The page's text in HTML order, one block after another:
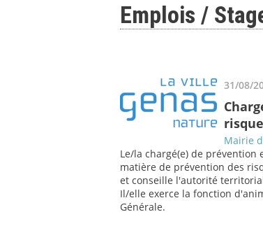
Emplois /
31/08/
Mairie
Le/la chargé(e) de
matière de prévention des
et conseille l'autorité
Il/elle exerce la fonction
Générale.